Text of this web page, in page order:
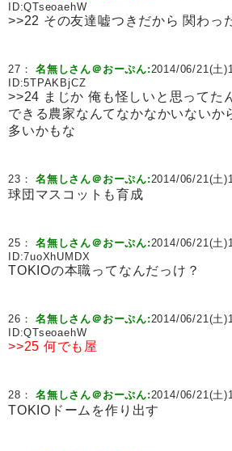
ID:QTseoaehW
>>22 その友達嘘つきだから 関わっ
27：名無しさん＠おーぷん:2014/06/21(土
ID:5TPAKBjCZ
>>24 まじか 俺も怪しいと思ってた
できる農家なんてなかなかいないか
多いかもな
23：名無しさん＠おーぷん:2014/06/21(土
球団マスコットも育成
25：名無しさん＠おーぷん:2014/06/21(土
ID:7uoXhUMDX
TOKIOの本職ってなんだっけ？
26：名無しさん＠おーぷん:2014/06/21(土
ID:QTseoaehW
>>25 何でも屋
28：名無しさん＠おーぷん:2014/06/21(土
TOKIOドームを作り出す